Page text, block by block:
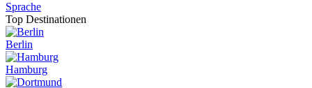
Sprache
Top Destinationen
Berlin
Hamburg